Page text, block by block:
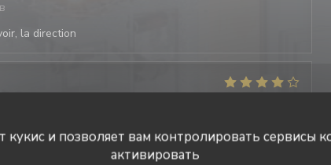
кукис и позволяет вам контролировать сервисы
активировать
la direction
la direction